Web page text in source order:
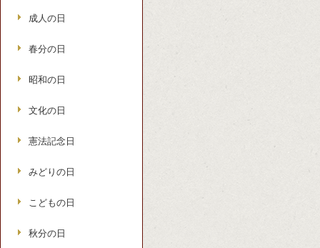
成人の日
春分の日
昭和の日
文化の日
憲法記念日
みどりの日
こどもの日
秋分の日